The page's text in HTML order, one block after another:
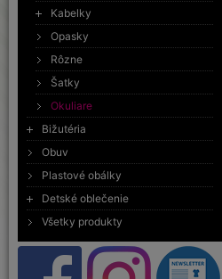
Kabelky
Opasky
Rôzne
Šatky
Okuliare
Bižutéria
Obuv
Plastové obálky
Detské oblečenie
Všetky produkty